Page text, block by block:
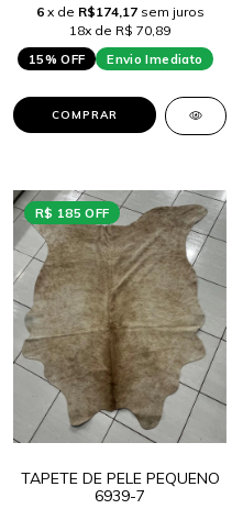
6 x de R$174,17 sem juros
18x de R$ 70,89
15% OFF
Envio Imediato
COMPRAR
R$ 185 OFF
TAPETE DE PELE PEQUENO
6939-7